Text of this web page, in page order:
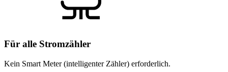
Für alle Stromzähler
Kein Smart Meter (intelligenter Zähler) erforderlich.